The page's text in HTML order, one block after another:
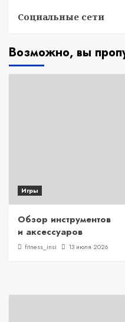
Социальные сети
Возможно, вы
Игры
Обзор инструментов
и аксессуаров
fitness_insi 13 июля 2026